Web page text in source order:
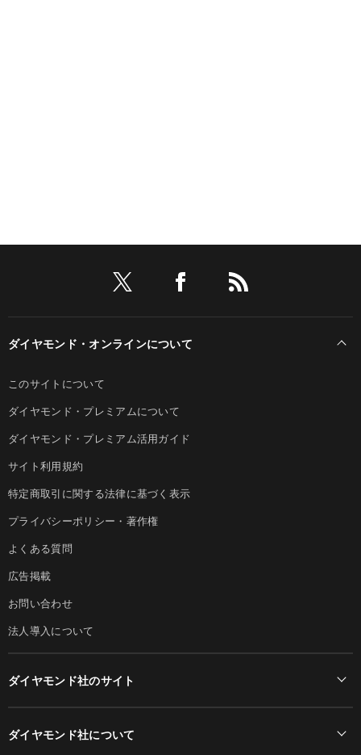
ダイヤモンド・オンラインについて
このサイトについて
ダイヤモンド・プレミアムについて
ダイヤモンド・プレミアム活用ガイド
サイト利用規約
特定商取引に関する法律に基づく表示
プライバシーポリシー・著作権
よくある質問
広告掲載
お問い合わせ
法人導入について
ダイヤモンド社のサイト
ダイヤモンド社について